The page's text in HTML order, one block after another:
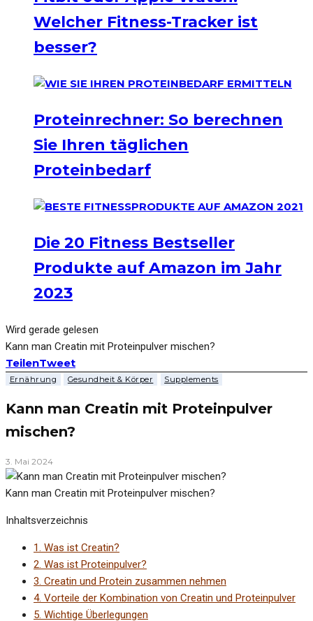
Welcher Fitness-Tracker ist
besser?
Proteinrechner: So berechnen
Sie Ihren täglichen
Proteinbedarf
Die 20 Fitness Bestseller
Produkte auf Amazon im Jahr
2023
Wird gerade gelesen
Kann man Creatin mit Proteinpulver mischen?
TeilenTweet
Ernährung Gesundheit & Körper Supplements
Kann man Creatin mit Proteinpulver
mischen?
3. Mai 2024
Kann man Creatin mit Proteinpulver mischen?
Inhaltsverzeichnis
1. Was ist Creatin?
2. Was ist Proteinpulver?
3. Creatin und Protein zusammen nehmen
4. Vorteile der Kombination von Creatin und Proteinpulver
5. Wichtige Überlegungen